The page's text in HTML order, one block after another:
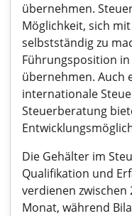
übernehmen.
Möglichkeit, sich
selbstständig zu
Führungsposition
übernehmen. Auch
internationale
Steuerberatung
Die Gehälter im
Qualifikation und
verdienen
Monat, während